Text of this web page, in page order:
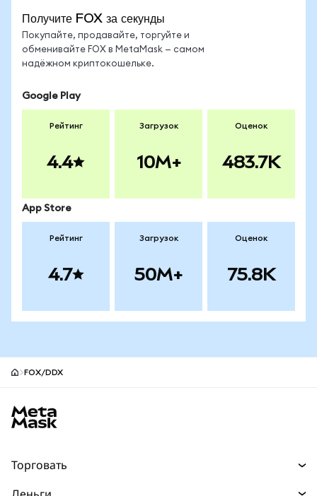
Получите FOX за секунды
Покупайте, продавайте, торгуйте и
обменивайте FOX в MetaMask — самом
надёжном криптокошельке.
Google Play
Рейтинг
4.4
Загрузок
10M+
Оценок
483.7K
App Store
Рейтинг
4.7
Загрузок
50M+
Оценок
75.8K
FOX/DDX
Торговать